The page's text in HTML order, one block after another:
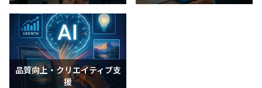
品質向上・クリエイティブ支
援